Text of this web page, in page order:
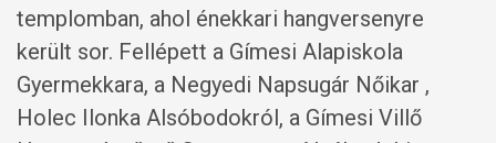
templomban, ahol énekkari hangversenyre
került sor. Fellépett a Gímesi Alapiskola
Gyermekkara, a Negyedi Napsugár Nőikar ,
Holec Ilonka Alsóbodokról, a Gímesi Villő